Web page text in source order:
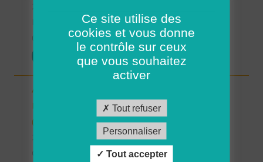
Possibilité de CDI ou CDD
03/04/2026
Aide à domicile - CDD été -
Plourin/Brélès/Lanildut/Porspoder/Landunvez
(H/F)
Ce site utilise des
cookies et vous donne
le contrôle sur ceux
que vous souhaitez
activer
Tout refuser
Personnaliser
Tout accepter